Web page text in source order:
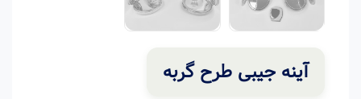
آینه جیبی طرح گربه